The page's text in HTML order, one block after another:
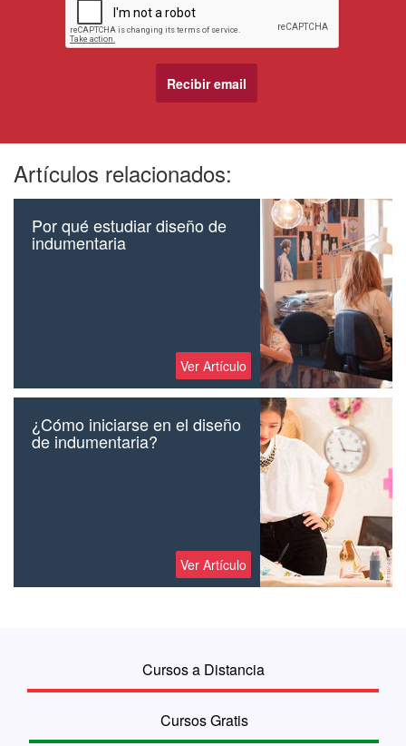
Artículos relacionados:
Por qué estudiar diseño de
indumentaria
Ver Artículo
¿Cómo iniciarse en el diseño
de indumentaria?
Ver Artículo
Cursos a Distancia
Cursos Gratis